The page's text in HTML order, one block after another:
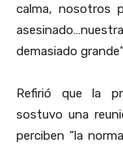
calma, nosotros
demasiado
Refirió que la
sostuvo una
perciben “la